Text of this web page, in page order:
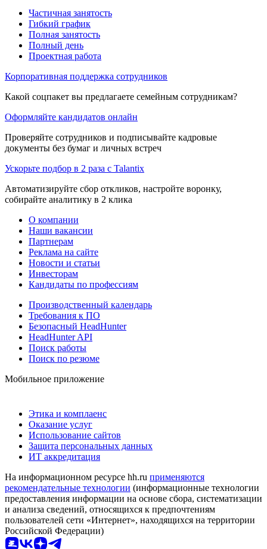
Частичная занятость
Гибкий график
Полная занятость
Полный день
Проектная работа
Корпоративная поддержка сотрудников
Какой соцпакет вы предлагаете семейным сотрудникам?
Оформляйте кандидатов онлайн
Проверяйте сотрудников и подписывайте кадровые
документы без бумаг и личных встреч
Ускорьте подбор в 2 раза с Talantix
Автоматизируйте сбор откликов, настройте воронку,
собирайте аналитику в 2 клика
О компании
Наши вакансии
Партнерам
Реклама на сайте
Новости и статьи
Инвесторам
Кандидаты по профессиям
Производственный календарь
Требования к ПО
Безопасный HeadHunter
HeadHunter API
Поиск работы
Поиск по резюме
Мобильное приложение
Этика и комплаенс
Оказание услуг
Использование сайтов
Защита персональных данных
ИТ аккредитация
На информационном ресурсе hh.ru применяются
рекомендательные технологии (информационные технологии
предоставления информации на основе сбора, систематизации
и анализа сведений, относящихся к предпочтениям
пользователей сети «Интернет», находящихся на территории
Российской Федерации)